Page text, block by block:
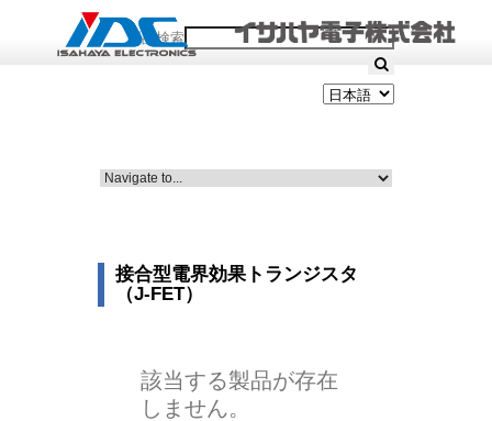
製品検索
接合型電界効果トランジスタ
（J-FET）
該当する製品が存在
しません。